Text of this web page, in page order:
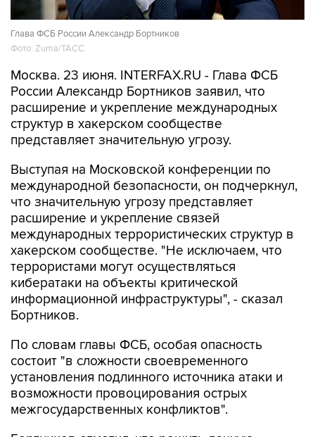
Глава ФСБ России Александр Бортников
Фото: Zuma/ТАСС
Москва. 23 июня. INTERFAX.RU - Глава ФСБ
России Александр Бортников заявил, что
расширение и укрепление международных
структур в хакерском сообществе
представляет значительную угрозу.
Выступая на Московской конференции по
международной безопасности, он подчеркнул,
что значительную угрозу представляет
расширение и укрепление связей
международных террористических структур в
хакерском сообществе. "Не исключаем, что
террористами могут осуществляться
кибератаки на объекты критической
информационной инфраструктуры", - сказал
Бортников.
По словам главы ФСБ, особая опасность
состоит "в сложности своевременного
установления подлинного источника атаки и
возможности провоцирования острых
межгосударственных конфликтов".